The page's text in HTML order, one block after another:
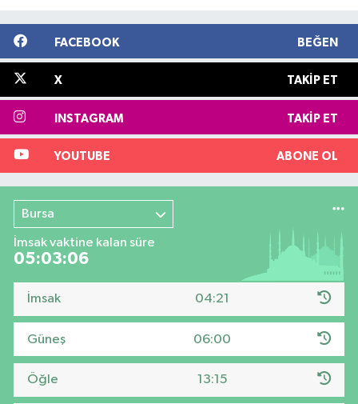
FACEBOOK BEĞEN
X TAKIP ET
INSTAGRAM TAKIP ET
YOUTUBE ABONE OL
Bursa
İmsak vaktine kalan süre
05:03:05
İmsak 04:21
Güneş 06:00
Öğle 13:15